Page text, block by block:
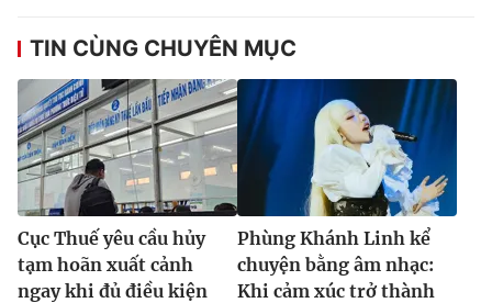
TIN CÙNG CHUYÊN MỤC
Cục Thuế yêu cầu hủy
tạm hoãn xuất cảnh
ngay khi đủ điều kiện
Phùng Khánh Linh kể
chuyện bằng âm nhạc:
Khi cảm xúc trở thành